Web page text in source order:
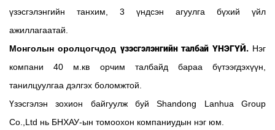
үзэсгэлэнгийн танхим, 3 үндсэн агуулга бүхий үйл
ажиллагаатай.
Монголын оролцогчдод үзэсгэлэнгийн талбай ҮНЭГҮЙ.Нэг
компани 40 м.кв орчим талбайд бараа бүтээгдэхүүн,
танилцуулгаа дэлгэх боломжтой.
Үзэсгэлэн зохион байгуулж буйShandong Lanhua Group
Co.,Ltd нь БНХАУ-ын томоохон компаниудын нэг юм.